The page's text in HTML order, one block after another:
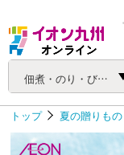
佃煮・のり・びん・かん詰
トップ 夏の贈りもの